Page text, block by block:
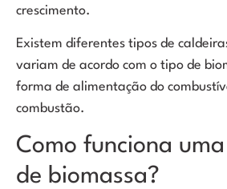
crescimento.
Existem diferentes tipos de
variam de acordo com o tipo de
forma de alimentação do
combustão.
Como funciona
de biomassa?